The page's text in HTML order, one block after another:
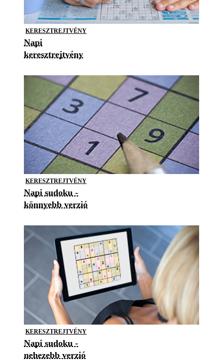
KERESZTREJTVÉNY
Napi
keresztrejtvény
KERESZTREJTVÉNY
Napi sudoku -
könnyebb verzió
KERESZTREJTVÉNY
Napi sudoku -
nehezebb verzió